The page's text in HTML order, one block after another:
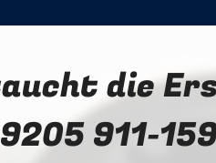
die
911-